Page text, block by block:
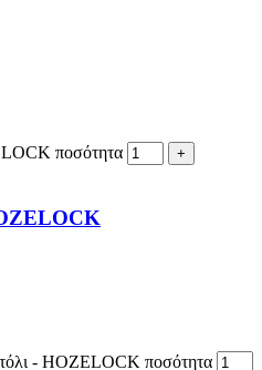
ποσότητα
- HOZELOCK ποσότητα